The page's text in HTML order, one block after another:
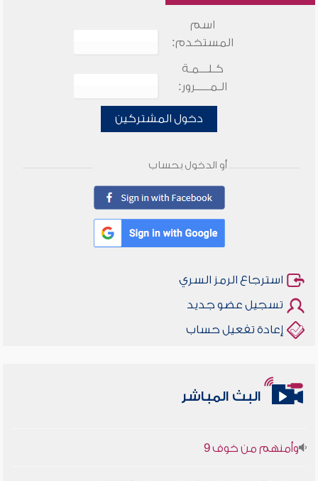
اسم
المستخدم:
كـلـــمـة
الـمـــــرور:
دخول المشتركين
أو الدخول بحساب
استرجاع الرمز السري
تسجيل عضو جديد
إعادة تفعيل حساب
البث المباشر
أخلاقنا أصالة ومعاصرة